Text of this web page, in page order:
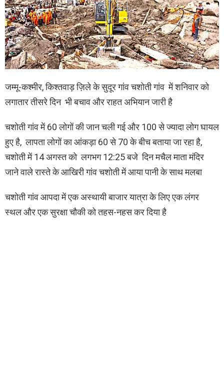
जम्मू-कश्मीर, किश्तवाड़ ज़िले के सुदूर गांव चशोती गांव में शनिवार को
लगातार तीसरे दिन भी बचाव और राहत अभियान जारी है
चशोती गांव में 60 लोगों की जान चली गई और 100 से ज्यादा लोग घायल
हुए है, लापता लोगों का आंकड़ा 60 से 70 के बीच बताया जा रहा है,
चशोती में 14 अगस्त को लगभग 12:25 बजे दिन मचैल माता मंदिर
जाने वाले रास्ते के आखिरी गांव चशोती में आया पानी के साथ मलबा
चशोती गांव आपदा में एक अस्थायी बाजार यात्रा के लिए एक लंगर
स्थल और एक सुरक्षा चौकी को तहस-नहस कर दिया है